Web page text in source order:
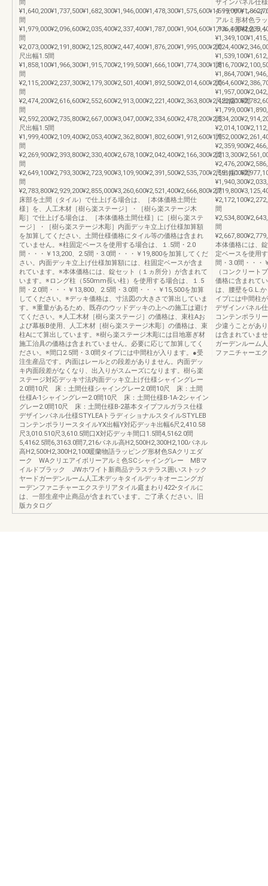
間
間
間
尺出幅1.5間
間
間
間
尺出幅1.5間
間
間
間
床部を土間（タイル）で仕上げる場合は、［本体価格土間仕
様］を、人工木材［樹ら楽ステージ］・［樹ら楽ステージ木
彫］で仕上げる場合は、［本体価格土間仕様］に［樹ら楽ステ
ージ］・［樹ら楽ステージ木彫］内面デッキ立上げ仕様加算額
を加算してください。土間仕様価格にタイル等の価格は含まれ
ていません。※柱固定ベースを使用する場合は、１.5間・2.0
間・・・￥13,200、2.5間・3.0間・・・￥19,800を加算してくだ
さい。内面デッキ立上げ仕様加算額には、柱固定ベースが含ま
れています。※本体価格には、錠セット（１ヵ所分）が含まれて
います。※ロング柱（550mm長い柱）を使用する場合は、１.5
間・2.0間・・・￥13,800、2.5間・3.0間・・・￥15,500を加算
してください。※デッキ価格は、寸法図の大きさで算出していま
す。※重量があるため、既存のウッドデッキの上への施工は避け
てください。※人工木材［樹ら楽ステージ］の価格は、束柱Aお
よび幕板B使用、人工木材［樹ら楽ステージ木彫］の価格は、束
柱Aにて算出しています。※樹ら楽ステージ木彫には目地塞ぎ材
施工治具の価格は含まれていません。必要に応じて加算してく
ださい。※間口2.5間・3.0間タイプには中間柱が入ります。●受
注生産品です。内面はレールとの段差がありません。内面デッ
キ内面段差がなくなり、出入りがスムーズになります。樹ら楽
ステージ対応デッキ寸法内面デッキ立上げ仕様シャイングレー
2.0間10尺 床：土間仕様シャイングレー2.0間10尺 床：土間
仕様A-1シャイングレー2.0間10尺 床：土間仕様B-1A-2シャイン
グレー2.0間10尺 床：土間仕様B-2基本タイプフルガラス仕様
デザインパネル仕様STYLEAトラディショナルスタイルSTYLEB
コンテンポラリースタイルYX出幅Y対応デッキ出幅6尺2,410.58
尺3,010.510尺3,610.5間口X対応デッキ間口1.5間4,5162.0間
5,4162.5間6,3163.0間7,216パネル高H2,500H2,300H2,100パネル
高H2,500H2,300H2,100暖蘭物語ラッピング形材色SAクリエダ
ーク WAクリエアイボリーアルミ色SCシャイングレー MBマ
イルドブラック JWホワイト新商品テラステラス囲いストック
ヤードガーデンルーム人工木デッキタイルデッキオーニングガ
ーデンファニチャーエクステリアタイル庭まわり422•タイルに
は、一部生産中止商品が含まれています。ご了承ください。旧
版カタログ
ザインパネル仕
4〈デザインパネ
アルミ形材色ラ
アルミ形材色ラ
間
間
間
尺出幅1.5間
間
間
間
尺出幅1.5間
間
間
間
本体価格には、
定ベースを使用
間・3.0間・・・
（コンクリート
価格に含まれて
は、腰壁をG.L.
イプには中間柱
デザインパネル
コンテンポラリ
少違うことがあ
は含まれていま
ガーデンルーム
ファニチャーエ